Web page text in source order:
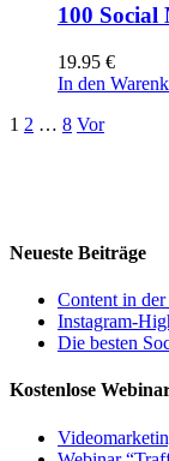
100 Social
19.95 €
In den
1 2 … 8 Vor
Neueste Beiträge
Content in
Instagram-
Die besten
Kostenlose